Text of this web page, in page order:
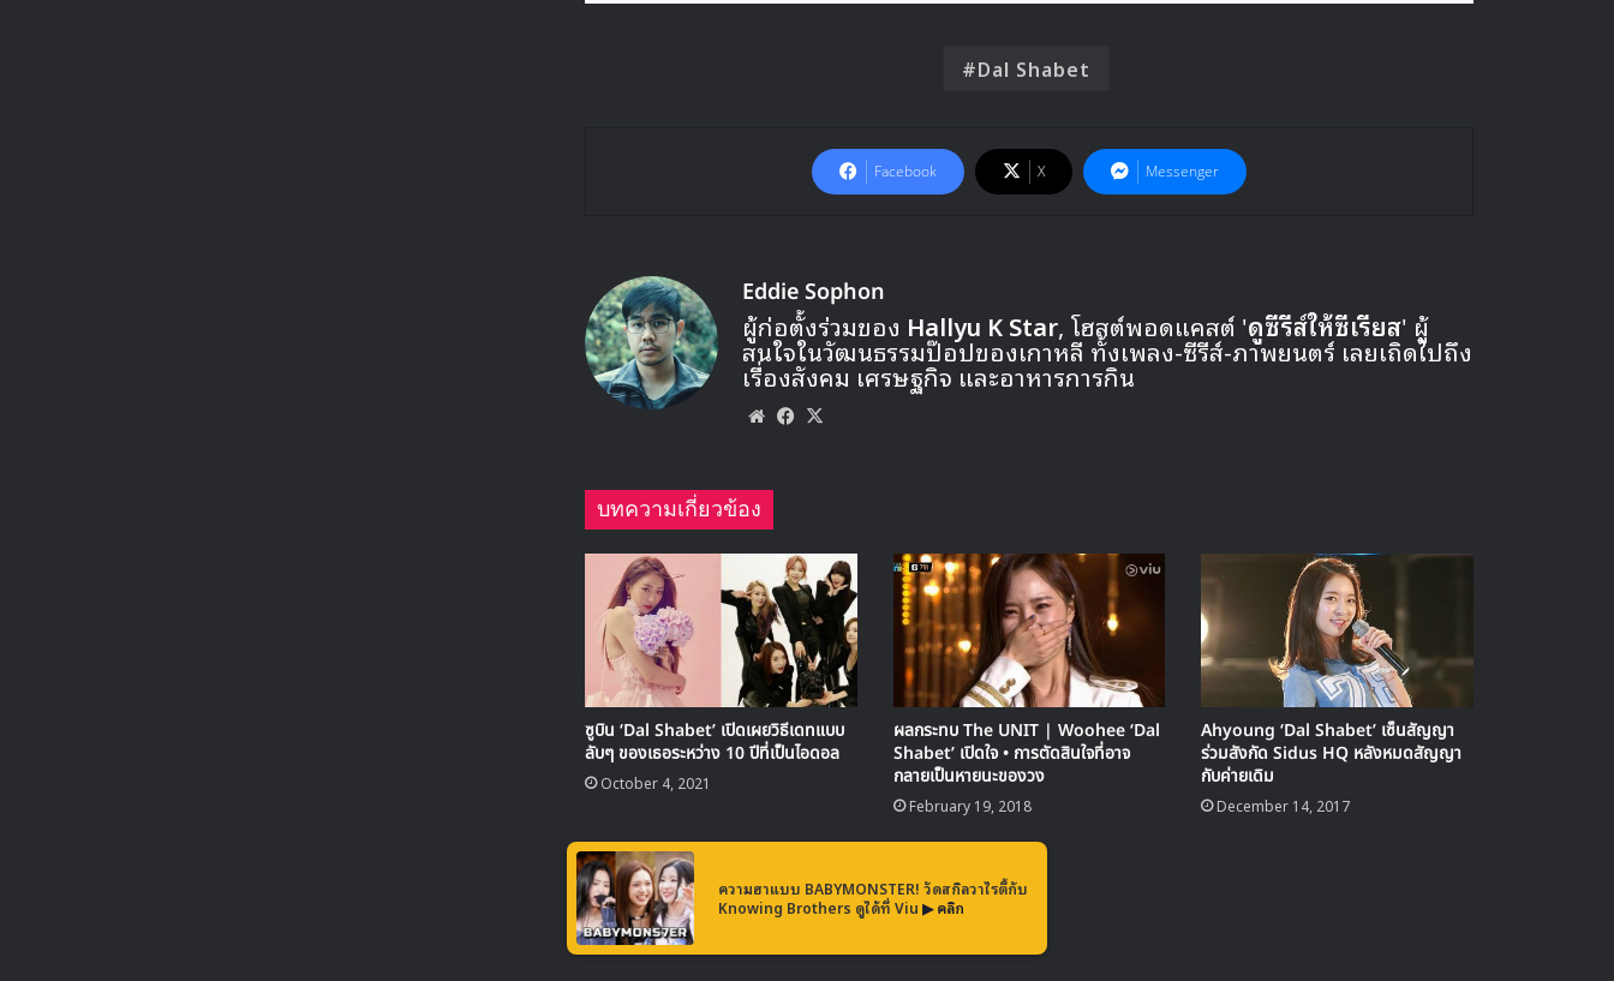
Dal Shabet
Facebook X Messenger
Eddie Sophon
ผู้ก่อตั้งร่วมของ Hallyu K Star, โฮสต์พอดแคสต์ 'ดูซีรีส์ให้ซีเรียส' ผู้
สนใจในวัฒนธรรมป๊อปของเกาหลี ทั้งเพลง-ซีรีส์-ภาพยนตร์ เลยเถิดไปถึง
เรื่องสังคม เศรษฐกิจ และอาหารการกิน
WebsiteFacebook
บทความเกี่ยวข้อง
ซูบิน ‘Dal Shabet’ เปิดเผยวิธีเดทแบบ
ลับๆ ของเธอระหว่าง 10 ปีที่เป็นไอดอล
October 4, 2021
ผลกระทบ The UNIT | Woohee ‘Dal
Shabet’ เปิดใจ • การตัดสินใจที่อาจ
กลายเป็นหายนะของวง
February 19, 2018
Ahyoung ‘Dal Shabet’ เซ็นสัญญา
ร่วมสังกัด Sidus HQ หลังหมดสัญญา
กับค่ายเดิม
December 14, 2017
ความฮาแบบ BABYMONSTER! วัดสกิลวาไรตี้กับ
Knowing Brothers ดูได้ที่ Viu ▶ คลิก